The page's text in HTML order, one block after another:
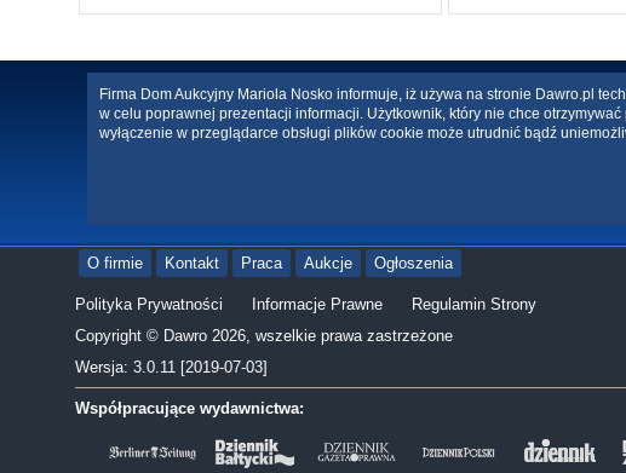
Firma Dom Aukcyjny Mariola Nosko informuje, iż używa na stronie Dawro.pl
w celu poprawnej prezentacji informacji. Użytkownik, który nie chce
wyłączenie w przeglądarce obsługi plików cookie może utrudnić bądź
O firmie Kontakt Praca Aukcje Ogłoszenia
Polityka Prywatności Informacje Prawne
Regulamin Strony
Copyright © Dawro 2026, wszelkie prawa zastrzeżone
Wersja: 3.0.11 [2019-07-03]
Współpracujące wydawnictwa: